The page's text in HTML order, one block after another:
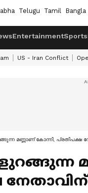
Telugu Tamil Bangla
EntertainmentSports
US - Iran Conflict
മണ്ണാണ് കോന്നി, പ്രതിപക്ഷ
നേതാവിന്